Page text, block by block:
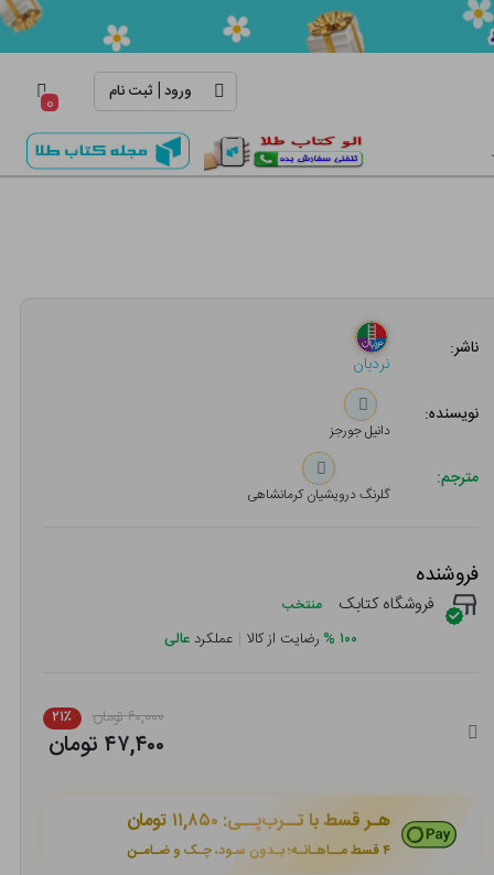
ورود| ثبت نام ۰
ناشر:
نردبان
نویسنده:
دانیل جورجز
مترجم:
گلرنگ درویشیان کرمانشاهی
فروشنده
فروشگاه کتابک منتخب
۱۰۰ % رضایت از کالا | عملکرد عالی
۶۰,۰۰۰ تومان ۲۱٪
۴۷,۴۰۰ تومان
هـر قسط با تــرب‌پــی: ۱۱,۸۵۰ تومان
۴ قسط مــاهـانـه؛ بـدون سـود، چـک و ضـامـن